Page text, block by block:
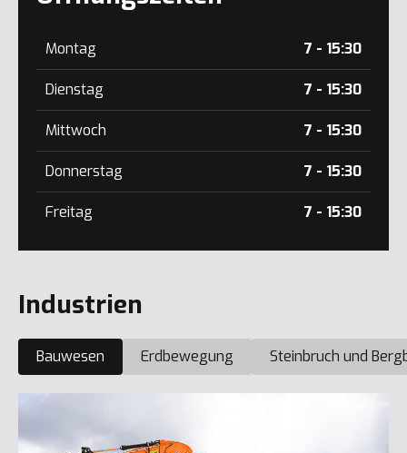
Montag 7 - 15:30
Dienstag 7 - 15:30
Mittwoch 7 - 15:30
Donnerstag 7 - 15:30
Freitag 7 - 15:30
Industrien
Bauwesen Erdbewegung Steinbruch und